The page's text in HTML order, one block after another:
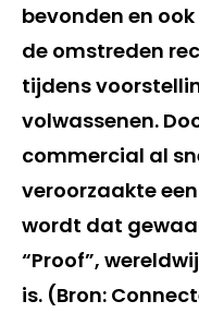
bevonden en
de omstreden
tijdens
volwassenen.
commercial al
veroorzaakte
wordt dat
“Proof”,
is. (Bron: